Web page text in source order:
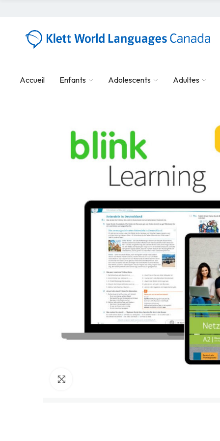
Accueil Enfants Adolescents Adultes